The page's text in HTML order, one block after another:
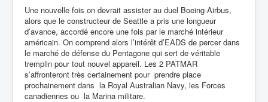
Une nouvelle fois on devrait assister au duel Boeing-Airbus,
alors que le constructeur de Seattle a pris une longueur
d’avance, accordé encore une fois par le marché intérieur
américain. On comprend alors l’intérêt d’EADS de percer dans
le marché de défense du Pentagone qui sert de véritable
tremplin pour tout nouvel appareil. Les 2 PATMAR
s’affronteront très certainement pour prendre place
prochainement dans la Royal Australian Navy, les Forces
canadiennes ou la Marina militare.